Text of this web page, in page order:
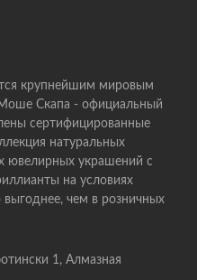
крупнейшим мировым
Скапа - официальный
сертифицированные
натуральных
ювелирных украшений с
на условиях
чем в розничных
1, Алмазная